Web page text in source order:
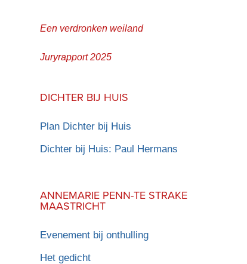
Een verdronken weiland
Juryrapport 2025
DICHTER BIJ HUIS
Plan Dichter bij Huis
Dichter bij Huis: Paul Hermans
ANNEMARIE PENN-TE STRAKE
MAASTRICHT
Evenement bij onthulling
Het gedicht